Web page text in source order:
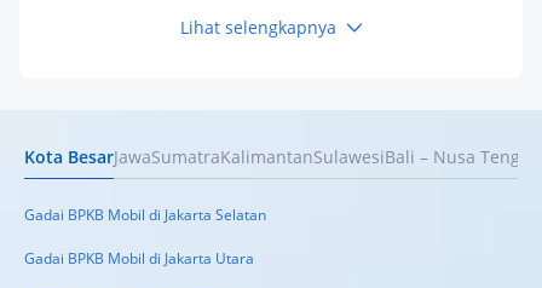
Keuangan
Keuangan
Masuk BI Checking? Simak Peraturan
Lihat selengkapnya
Kota BesarJawaSumatraKalimantanSulawesiBali – Nusa
Gadai BPKB Mobil di Jakarta Selatan
Gadai BPKB Mobil di Jakarta Utara